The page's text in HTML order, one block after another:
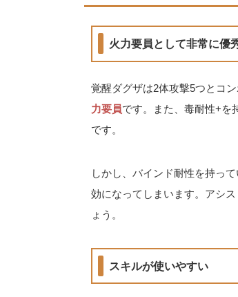
火力要員として非常に優
覚醒ダグザは2体攻撃5つとコン
力要員です。また、毒耐性+を
です。
しかし、バインド耐性を持っ
効になってしまいます。アシ
ょう。
スキルが使いやすい